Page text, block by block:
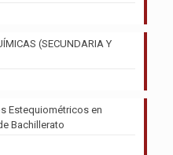
(SECUNDARIA Y
Estequiométricos en
Bachillerato